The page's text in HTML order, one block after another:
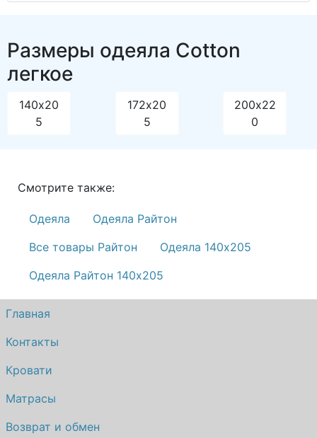
Размеры одеяла Cotton
легкое
140х20
5
172х20
5
200х22
0
Смотрите также:
Одеяла
Одеяла Райтон
Все товары Райтон
Одеяла 140х205
Одеяла Райтон 140х205
Главная
Контакты
Кровати
Матрасы
Возврат и обмен